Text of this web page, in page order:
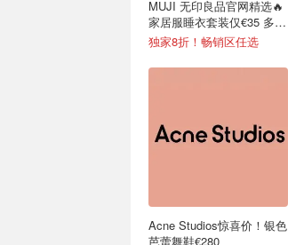
MUJI 无印良品官网精选🔥
家居服睡衣套装仅€35 多色
可选
独家8折！畅销区任选
Acne Studios惊喜价！银色
芭蕾舞鞋€280